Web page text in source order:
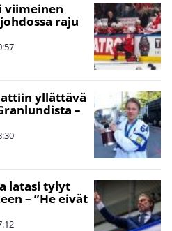
viimeinen
raju
yllättävä
–
latasi tylyt
– ”He eivät